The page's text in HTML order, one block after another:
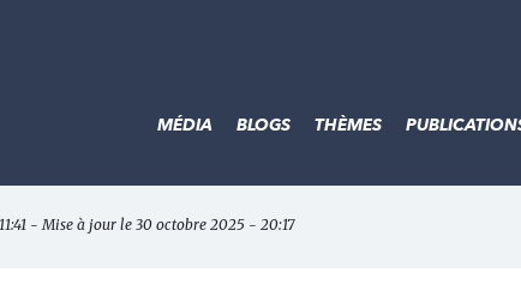
MÉDIA BLOGS THÈMES
- Mise à jour le 30 octobre 2025 - 20:17